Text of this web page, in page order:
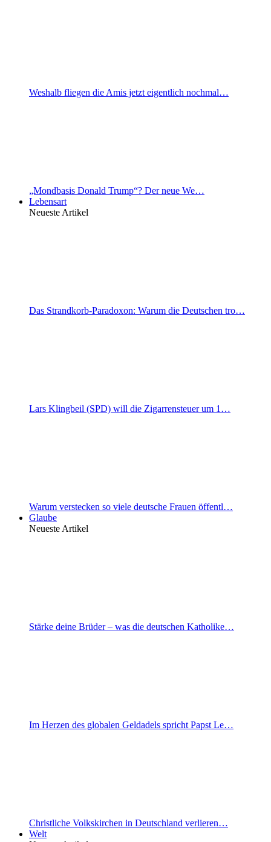
Weshalb fliegen die Amis jetzt eigentlich nochmal…
„Mondbasis Donald Trump“? Der neue We…
Lebensart
Neueste Artikel
Das Strandkorb-Paradoxon: Warum die Deutschen tro…
Lars Klingbeil (SPD) will die Zigarrensteuer um 1…
Warum verstecken so viele deutsche Frauen öffentl…
Glaube
Neueste Artikel
Stärke deine Brüder – was die deutschen Katholike…
Im Herzen des globalen Geldadels spricht Papst Le…
Christliche Volkskirchen in Deutschland verlieren…
Welt